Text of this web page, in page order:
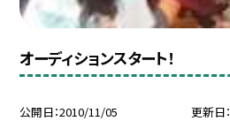
オーディションスタート！
公開日 2010/11/05 更新日